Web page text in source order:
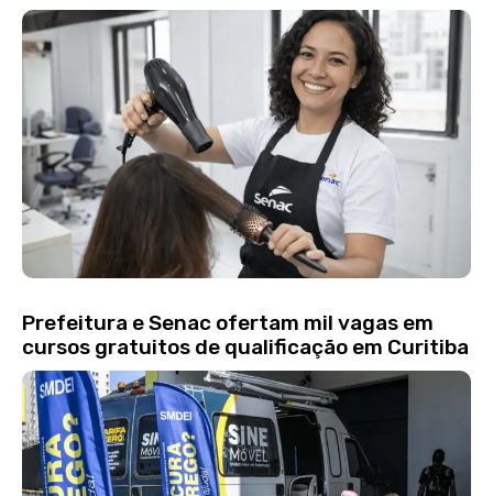
Prefeitura e Senac ofertam mil vagas em
cursos gratuitos de qualificação em Curitiba